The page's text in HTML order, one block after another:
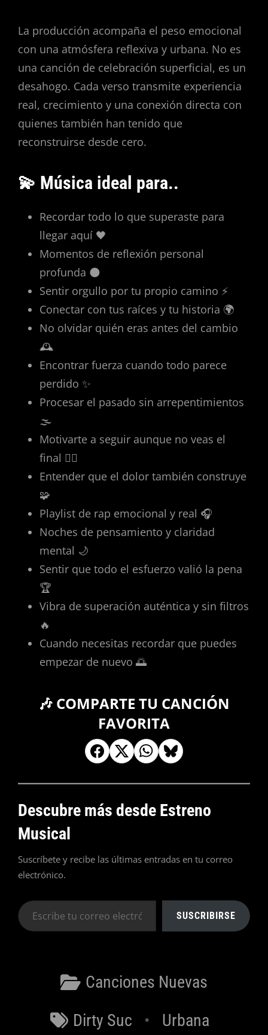
La producción acompaña el peso emocional
con una atmósfera reflexiva y urbana. No es
una canción de celebración superficial, es un
desahogo. Cada verso transmite experiencia
real, crecimiento y una conexión directa con
quienes también han tenido que
reconstruirse desde cero.
💫 Música ideal para..
Recordar todo lo que superaste para
llegar aquí 🖤
Momentos de reflexión personal
profunda 🌑
Sentir orgullo por tu propio camino ⚡
Conectar con tus raíces y tu historia 🌍
No olvidar quién eras antes del cambio
🕰️
Encontrar fuerza cuando todo parece
perdido ✨
Procesar el pasado sin arrepentimientos
🌫️
Motivarte a seguir aunque no veas el
final 🚶‍♂️
Entender que el dolor también construye
🧩
Playlist de rap emocional y real 🎧
Noches de pensamiento y claridad
mental 🌙
Sentir que todo el esfuerzo valió la pena
🏆
Vibra de superación auténtica y sin filtros
🔥
Cuando necesitas recordar que puedes
empezar de nuevo 🌅
🎶 COMPARTE TU CANCIÓN
FAVORITA
Descubre más desde Estreno
Musical
Suscríbete y recibe las últimas entradas en tu correo
electrónico.
Escribe
tu
SUSCRIBIRSE
Categorías
Canciones Nuevas
Etiquetas
Dirty Suc Urbana